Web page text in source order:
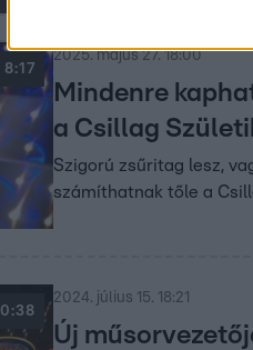
8:17
2025. május 27. 18:00
Mindenre
a Csillag
Szigorú zsűritag lesz,
számíthatnak tőle a
0:38
2024. július 15. 18:21
Új